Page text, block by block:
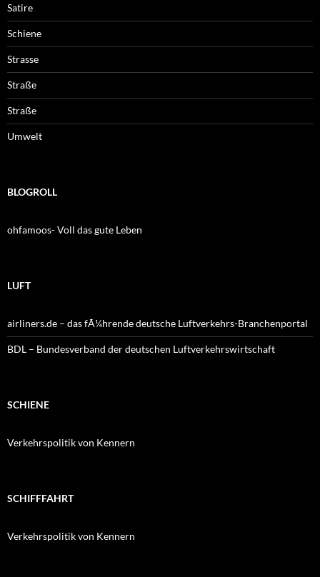
Satire
Schiene
Strasse
Straße
Straße
Umwelt
BLOGROLL
ohfamoos- Voll das gute Leben
LUFT
airliners.de – das fÃ¼hrende deutsche Luftverkehrs-Branchenportal
BDL – Bundesverband der deutschen Luftverkehrswirtschaft
SCHIENE
Verkehrspolitik von Kennern
SCHIFFFAHRT
Verkehrspolitik von Kennern